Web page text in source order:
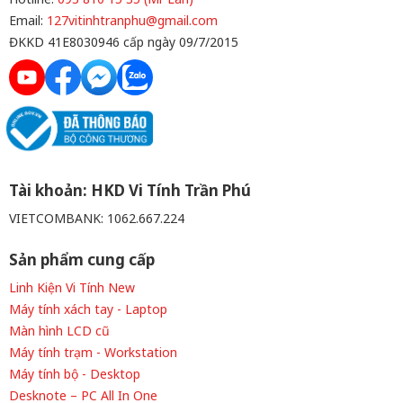
Email: 127vitinhtranphu@gmail.com
ĐKKD 41E8030946 cấp ngày 09/7/2015
Tài khoản: HKD Vi Tính Trần Phú
VIETCOMBANK: 1062.667.224
Sản phẩm cung cấp
Linh Kiện Vi Tính New
Máy tính xách tay - Laptop
Màn hình LCD cũ
Máy tính trạm - Workstation
Máy tính bộ - Desktop
Desknote – PC All In One